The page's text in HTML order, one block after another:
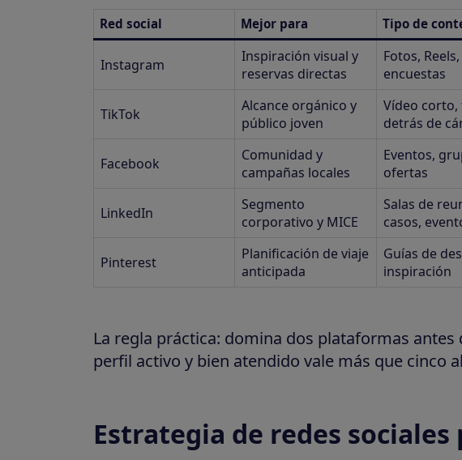
Red social Mejor para Tipo de
Instagram
Inspiración visual y
reservas directas
Fotos,
encuestas
TikTok
Alcance orgánico y
público joven
Vídeo corto,
detrás de
Facebook
Comunidad y
campañas locales
Eventos,
ofertas
LinkedIn
Segmento
corporativo y MICE
Salas de
casos,
Pinterest
Planificación de viaje
anticipada
Guías de
inspiración
La regla práctica: domina dos plataformas
perfil activo y bien atendido vale más que cinco
Estrategia de redes